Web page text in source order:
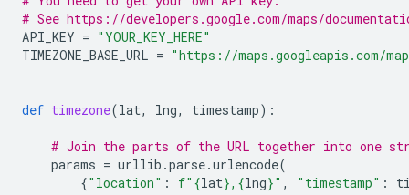
# See https://developers.google.com/maps/
API_KEY = "YOUR_KEY_HERE"
TIMEZONE_BASE_URL = "https://maps.googleapis.com/
def timezone(lat, lng, timestamp):
# Join the parts of the URL together into one
params = urllib .parse.urlencode(
{"location" : f" {lat}, {lng}" , "timestamp" :